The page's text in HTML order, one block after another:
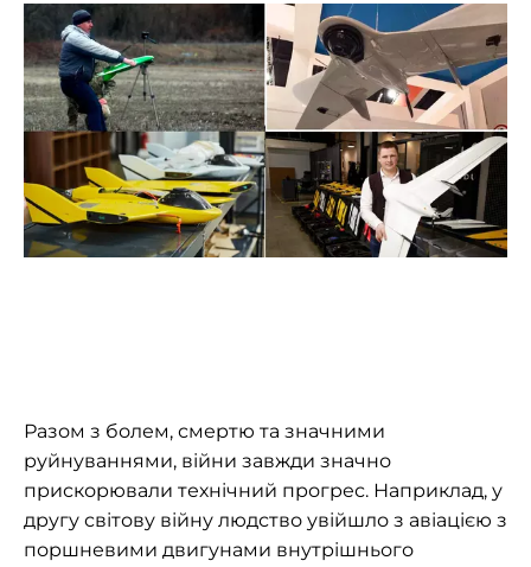
Разом з болем, смертю та значними
руйнуваннями, війни завжди значно
прискорювали технічний прогрес. Наприклад, у
другу світову війну людство увійшло з авіацією з
поршневими двигунами внутрішнього